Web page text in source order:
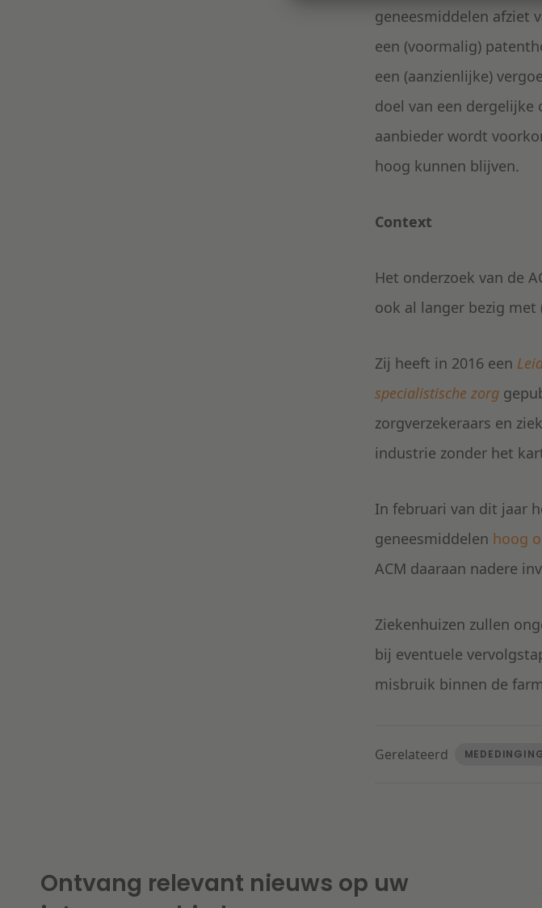
geneesmiddelen afziet
een (voormalig)
een (aanzienlijke)
doel van een
aanbieder wordt
hoog kunnen blijven.
Context
Het onderzoek van de
ook al langer bezig
Zij heeft in 2016 een
specialistische zorg
zorgverzekeraars en
industrie zonder het
In februari van dit jaar
geneesmiddelen hoog
ACM daaraan nadere
Ziekenhuizen zullen
bij eventuele
misbruik binnen de
Gerelateerd
Ontvang relevant nieuws op uw